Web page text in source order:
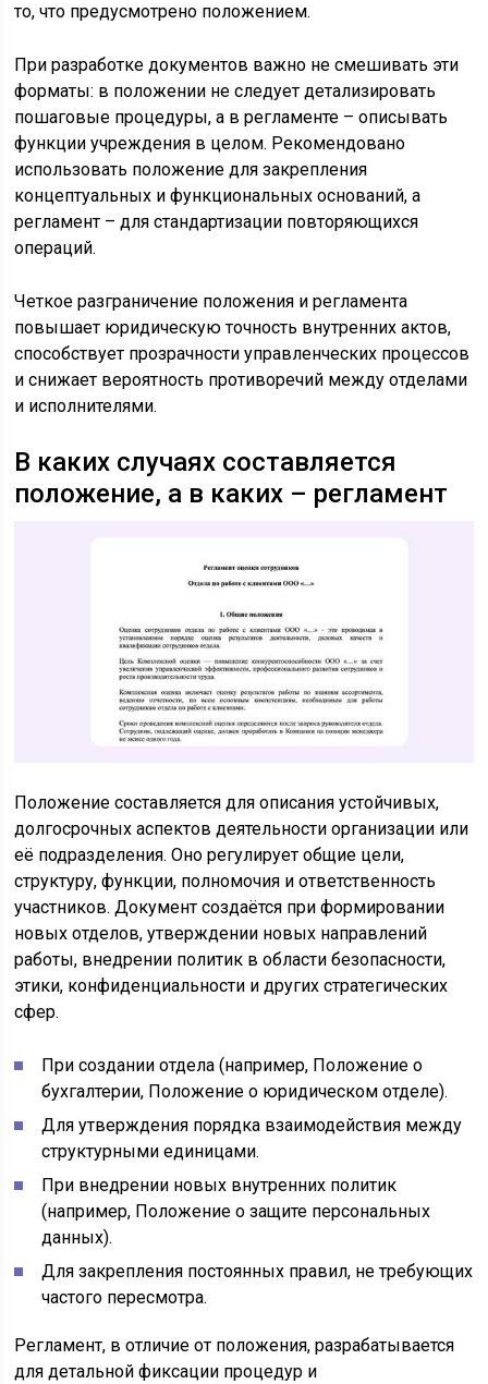
то, что предусмотрено положением.
При разработке документов важно не смешивать эти
форматы: в положении не следует детализировать
пошаговые процедуры, а в регламенте – описывать
функции учреждения в целом. Рекомендовано
использовать положение для закрепления
концептуальных и функциональных оснований, а
регламент – для стандартизации повторяющихся
операций.
Четкое разграничение положения и регламента
повышает юридическую точность внутренних актов,
способствует прозрачности управленческих процессов
и снижает вероятность противоречий между отделами
и исполнителями.
В каких случаях составляется
положение, а в каких – регламент
Положение составляется для описания устойчивых,
долгосрочных аспектов деятельности организации или
её подразделения. Оно регулирует общие цели,
структуру, функции, полномочия и ответственность
участников. Документ создаётся при формировании
новых отделов, утверждении новых направлений
работы, внедрении политик в области безопасности,
этики, конфиденциальности и других стратегических
сфер.
При создании отдела (например, Положение о
бухгалтерии, Положение о юридическом отделе).
Для утверждения порядка взаимодействия между
структурными единицами.
При внедрении новых внутренних политик
(например, Положение о защите персональных
данных).
Для закрепления постоянных правил, не требующих
частого пересмотра.
Регламент, в отличие от положения, разрабатывается
для детальной фиксации процедур и